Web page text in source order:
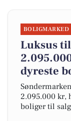
BOLIGMARKED
Luksus
dyreste
2.095.000 kr,
boliger til